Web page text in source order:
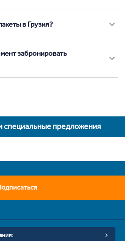
в Грузия?
забронировать
специальные предложения